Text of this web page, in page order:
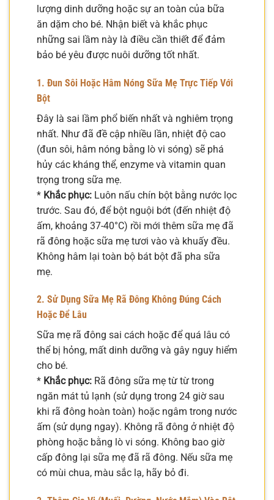
lượng dinh dưỡng hoặc sự an toàn của bữa
ăn dặm cho bé. Nhận biết và khắc phục
những sai lầm này là điều cần thiết để đảm
bảo bé yêu được nuôi dưỡng tốt nhất.
1. Đun Sôi Hoặc Hâm Nóng Sữa Mẹ Trực Tiếp Với
Bột
Đây là sai lầm phổ biến nhất và nghiêm trọng
nhất. Như đã đề cập nhiều lần, nhiệt độ cao
(đun sôi, hâm nóng bằng lò vi sóng) sẽ phá
hủy các kháng thể, enzyme và vitamin quan
trọng trong sữa mẹ.
* Khắc phục: Luôn nấu chín bột bằng nước lọc
trước. Sau đó, để bột nguội bớt (đến nhiệt độ
ấm, khoảng 37-40°C) rồi mới thêm sữa mẹ đã
rã đông hoặc sữa mẹ tươi vào và khuấy đều.
Không hâm lại toàn bộ bát bột đã pha sữa
mẹ.
2. Sử Dụng Sữa Mẹ Rã Đông Không Đúng Cách
Hoặc Để Lâu
Sữa mẹ rã đông sai cách hoặc để quá lâu có
thể bị hỏng, mất dinh dưỡng và gây nguy hiểm
cho bé.
* Khắc phục: Rã đông sữa mẹ từ từ trong
ngăn mát tủ lạnh (sử dụng trong 24 giờ sau
khi rã đông hoàn toàn) hoặc ngâm trong nước
ấm (sử dụng ngay). Không rã đông ở nhiệt độ
phòng hoặc bằng lò vi sóng. Không bao giờ
cấp đông lại sữa mẹ đã rã đông. Nếu sữa mẹ
có mùi chua, màu sắc lạ, hãy bỏ đi.